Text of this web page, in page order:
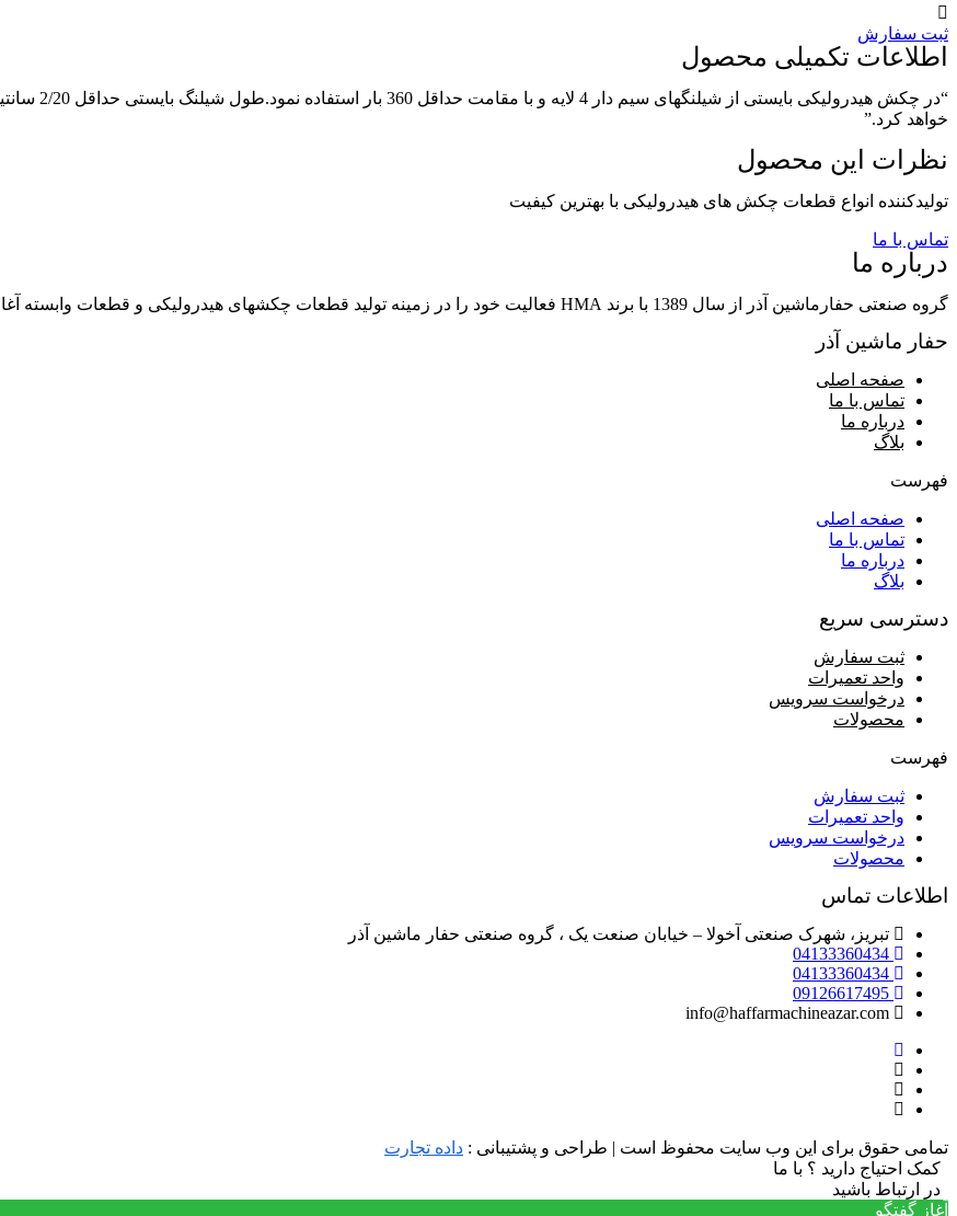
ثبت سفارش
اطلاعات تکمیلی محصول
خواهد کرد.”
نظرات این محصول
تولیدکننده انواع قطعات چکش های هیدرولیکی با بهترین کیفیت
تماس با ما
درباره ما
گروه صنعتی حفارماشین آذر از سال 1389 با برند HMA فعالیت خود را در زمینه تولید قطعات چکشهای هیدرولیکی و قطعات وابسته آغاز نمود.
حفار ماشین آذر
صفحه اصلی
تماس با ما
درباره ما
بلاگ
فهرست
صفحه اصلی
تماس با ما
درباره ما
بلاگ
دسترسی سریع
ثبت سفارش
واحد تعمیرات
درخواست سرویس
محصولات
فهرست
ثبت سفارش
واحد تعمیرات
درخواست سرویس
محصولات
اطلاعات تماس
تبریز، شهرک صنعتی آخولا – خیابان صنعت یک ، گروه صنعتی حفار ماشین آذر
04133360434
04133360434
09126617495
info@haffarmachineazar.com
تمامی حقوق برای این وب سایت محفوظ است | طراحی و پشتیبانی : داده تجارت
کمک احتیاج دارید ؟ با ما
در ارتباط باشید
آغاز گفتگو